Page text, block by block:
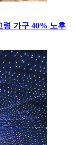
령 가구 40% 노후